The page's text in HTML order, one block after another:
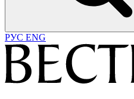
РУС ENG